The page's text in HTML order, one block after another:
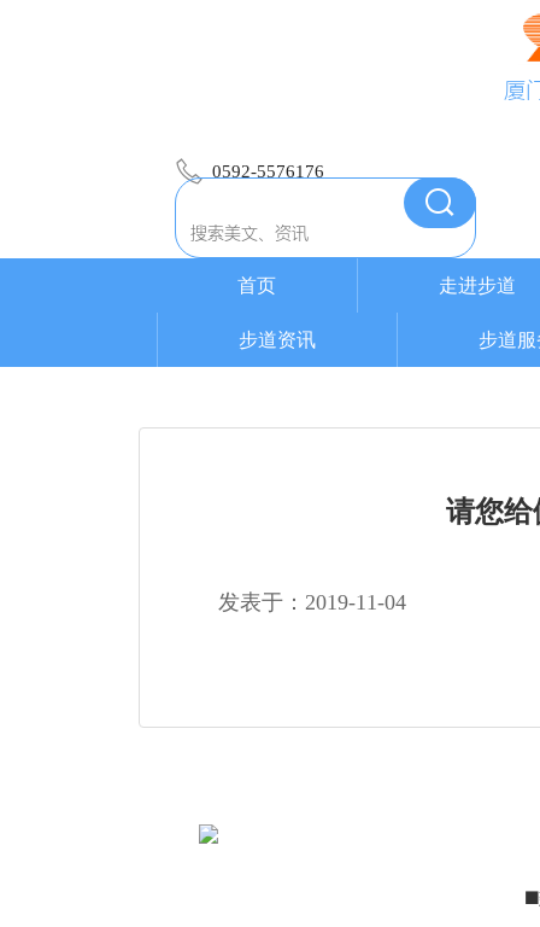
厦
0592-5576176
首页 走进步道
步道资讯 步道
请您给
发表于：2019-11-04
■建